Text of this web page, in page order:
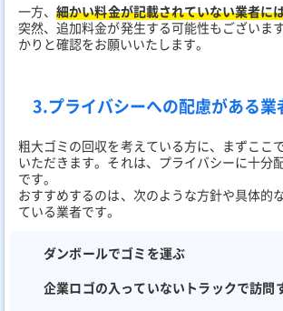
一方、細かい料金が記載されていない業者に
突然、追加料金が発生する可能性もございま
かりと確認をお願いいたします。
3.プライバシーへの配慮がある業
粗大ゴミの回収を考えている方に、まずここ
いただきます。それは、プライバシーに十分
です。
おすすめするのは、次のような方針や具体的
ている業者です。
ダンボールでゴミを運ぶ
企業ロゴの入っていないトラックで訪問